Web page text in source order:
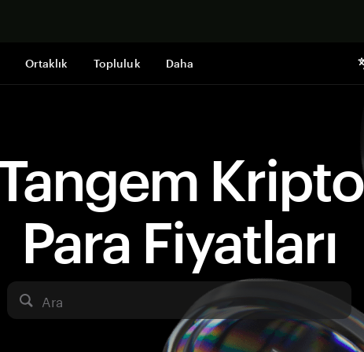
Ortaklık Topluluk Daha
Kripto
Para Fiyatları
Ara